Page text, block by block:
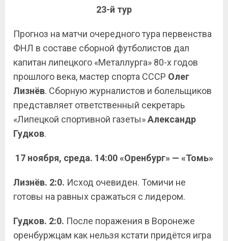
23-й тур
Прогноз на матчи очередного тура первенства
ФНЛ в составе сборной футболистов дал
капитан липецкого «Металлурга» 80-х годов
прошлого века, мастер спорта СССР Олег
Лизнёв. Сборную журналистов и болельщиков
представляет ответственный секретарь
«Липецкой спортивной газеты»Александр
Гудков.
17 ноября, среда. 14:00 «Оренбург» — «Томь»
Лизнёв. 2:0. Исход очевиден. Томичи не
готовы на равных сражаться с лидером.
Гудков. 2:0. После поражения в Воронеже
оренбуржцам как нельзя кстати придётся игра